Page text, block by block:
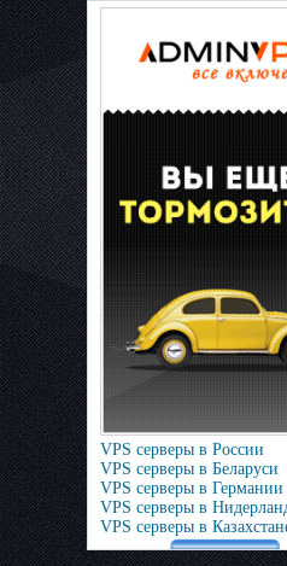
VPS серверы в России
VPS серверы в Беларуси
VPS серверы в Германии
VPS серверы в
VPS серверы в